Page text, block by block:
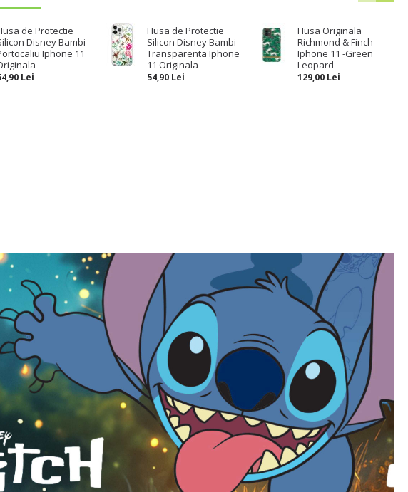
de Protectie
Disney Bambi
Iphone 11
Lei
Husa de Protectie
Silicon Disney Bambi
Transparenta Iphone
11 Originala
54,90 Lei
Husa Originala
Richmond & Finch
Iphone 11 -Green
Leopard
129,00 Lei